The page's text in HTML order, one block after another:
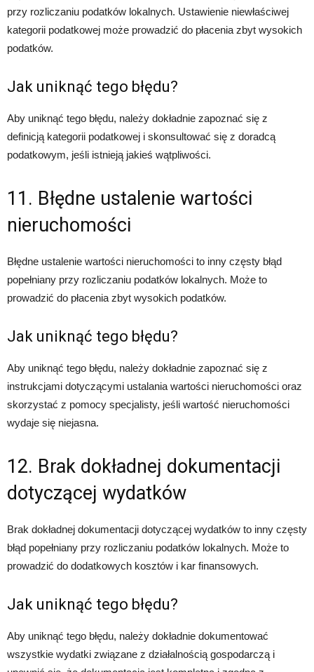
przy rozliczaniu podatków lokalnych. Ustawienie niewłaściwej
kategorii podatkowej może prowadzić do płacenia zbyt wysokich
podatków.
Jak uniknąć tego błędu?
Aby uniknąć tego błędu, należy dokładnie zapoznać się z
definicją kategorii podatkowej i skonsultować się z doradcą
podatkowym, jeśli istnieją jakieś wątpliwości.
11. Błędne ustalenie wartości
nieruchomości
Błędne ustalenie wartości nieruchomości to inny częsty błąd
popełniany przy rozliczaniu podatków lokalnych. Może to
prowadzić do płacenia zbyt wysokich podatków.
Jak uniknąć tego błędu?
Aby uniknąć tego błędu, należy dokładnie zapoznać się z
instrukcjami dotyczącymi ustalania wartości nieruchomości oraz
skorzystać z pomocy specjalisty, jeśli wartość nieruchomości
wydaje się niejasna.
12. Brak dokładnej dokumentacji
dotyczącej wydatków
Brak dokładnej dokumentacji dotyczącej wydatków to inny częsty
błąd popełniany przy rozliczaniu podatków lokalnych. Może to
prowadzić do dodatkowych kosztów i kar finansowych.
Jak uniknąć tego błędu?
Aby uniknąć tego błędu, należy dokładnie dokumentować
wszystkie wydatki związane z działalnością gospodarczą i